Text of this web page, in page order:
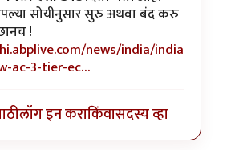
सोयीनुसार सुरु अथवा बंद करु
!
news/india/india
ac-3-tier-ec…
लॉग इन कराकिंवासदस्य व्हा